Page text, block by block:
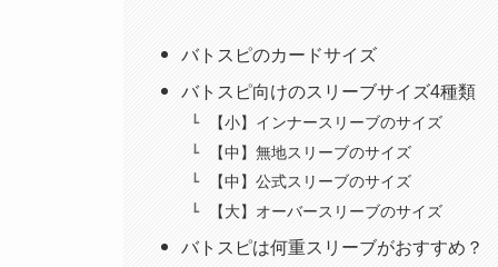
バトスピのカードサイズ
バトスピ向けのスリーブサイズ4種類
【小】インナースリーブのサイズ
【中】無地スリーブのサイズ
【中】公式スリーブのサイズ
【大】オーバースリーブのサイズ
バトスピは何重スリーブがおすすめ？